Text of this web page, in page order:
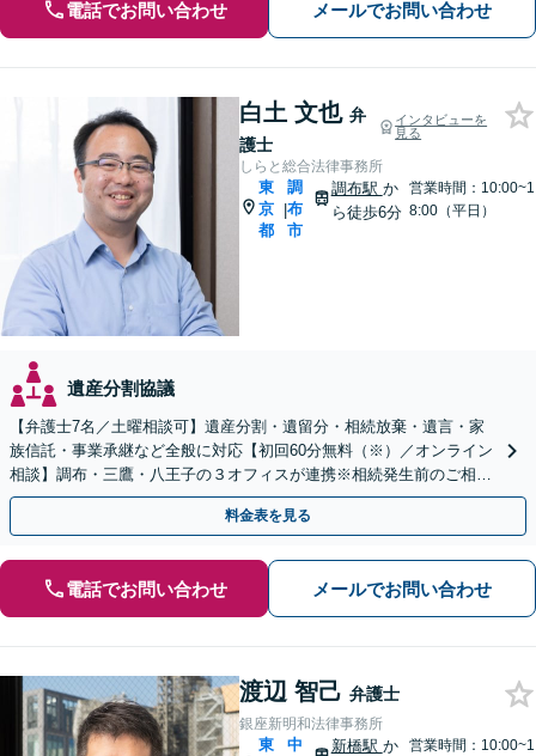
電話でお問い合わせ メールでお問い合わせ
白土 文也 弁
護士
インタビューを
見る
しらと総合法律事務所
東
京
都
|
調
布
市
調布駅 か
ら徒歩6分
営業時間：10:00~1
8:00（平日）
遺産分割協議
【弁護士7名／土曜相談可】遺産分割・遺留分・相続放棄・遺言・家
族信託・事業承継など全般に対応【初回60分無料（※）／オンライン
相談】調布・三鷹・八王子の３オフィスが連携※相続発生前のご相談
など有料相談になるものもございます
料金表を見る
電話でお問い合わせ メールでお問い合わせ
渡辺 智己 弁護士
銀座新明和法律事務所
東
中
新橋駅 か
営業時間：10:00~1